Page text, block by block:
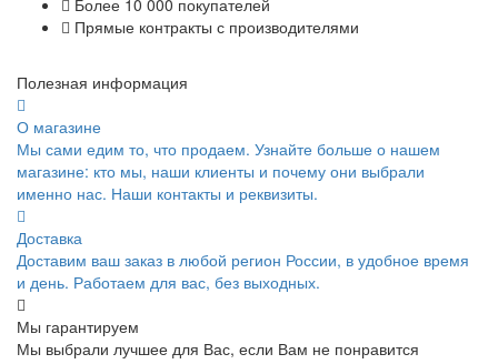
Более 10 000 покупателей
Прямые контракты с производителями
Полезная информация
О магазине
Мы сами едим то, что продаем. Узнайте больше о нашем
магазине: кто мы, наши клиенты и почему они выбрали
именно нас. Наши контакты и реквизиты.
Доставка
Доставим ваш заказ в любой регион России, в удобное время
и день. Работаем для вас, без выходных.
Мы гарантируем
Мы выбрали лучшее для Вас, если Вам не понравится